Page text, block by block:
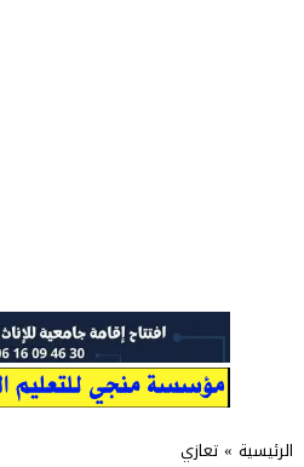
الرئيسية » تعازي